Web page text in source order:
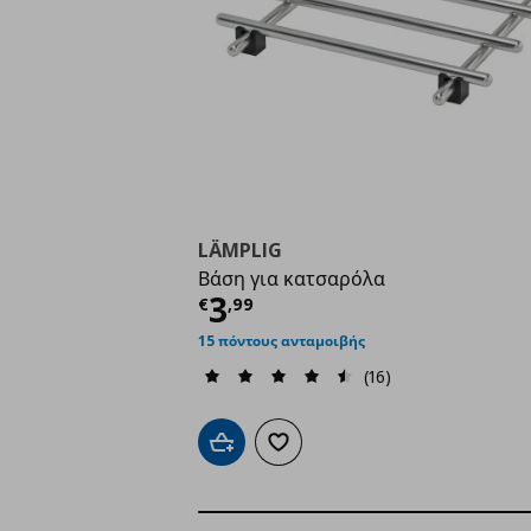
LÄMPLIG
Βάση για κατσαρόλα
€3,99
Τρέχουσα τιμή
15 πόντους ανταμοιβής
(16)
Προσθήκη στο καλάθι
Προσθήκη στα αγαπημένα